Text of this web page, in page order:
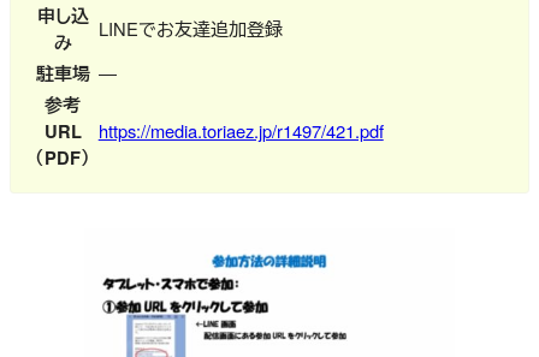
申し込
み
LINEでお友達追加登録
駐車場 ―
参考
URL
（PDF）
https://media.toriaez.jp/r1497/421.pdf